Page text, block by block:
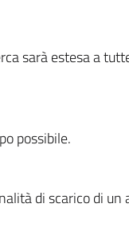
sarà estesa a
possibile.
di scarico di